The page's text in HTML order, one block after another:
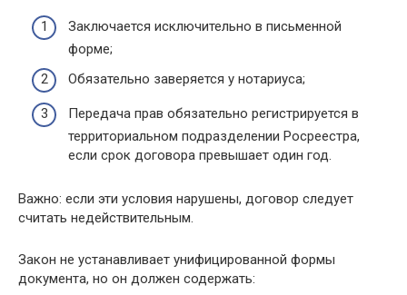
Заключается исключительно в письменной
форме;
Обязательно заверяется у нотариуса;
Передача прав обязательно регистрируется в
территориальном подразделении Росреестра,
если срок договора превышает один год.
Важно: если эти условия нарушены, договор следует
считать недействительным.
Закон не устанавливает унифицированной формы
документа, но он должен содержать: